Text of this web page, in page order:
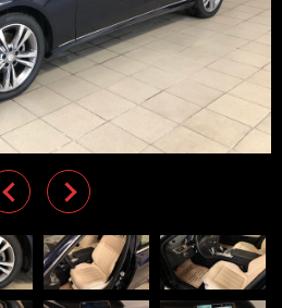
Previous
Next